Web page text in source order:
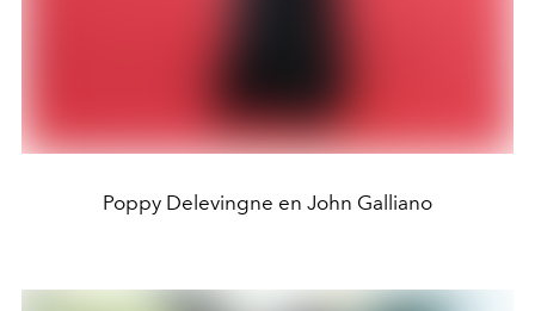
Poppy Delevingne en John Galliano